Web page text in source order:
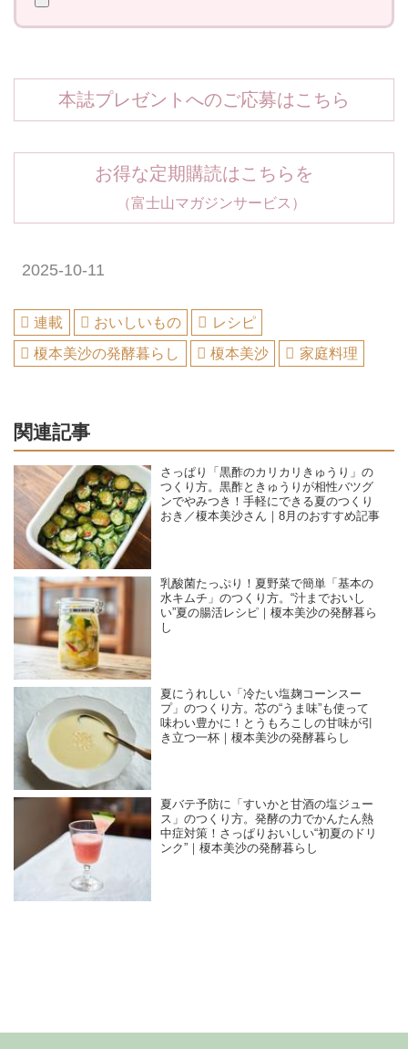
本誌プレゼントへのご応募はこちら
お得な定期購読はこちらを
（富士山マガジンサービス）
2025-10-11
連載 おいしいもの
レシピ
榎本美沙の発酵暮らし
榎本美沙 家庭料理
関連記事
さっぱり「黒酢のカリカリきゅうり」の
つくり方。黒酢ときゅうりが相性バツグ
ンでやみつき！手軽にできる夏のつくり
おき／榎本美沙さん｜8月のおすすめ記事
乳酸菌たっぷり！夏野菜で簡単「基本の
水キムチ」のつくり方。“汁までおいし
い”夏の腸活レシピ｜榎本美沙の発酵暮ら
し
夏にうれしい「冷たい塩麹コーンスー
プ」のつくり方。芯の“うま味”も使って
味わい豊かに！とうもろこしの甘味が引
き立つ一杯｜榎本美沙の発酵暮らし
夏バテ予防に「すいかと甘酒の塩ジュー
ス」のつくり方。発酵の力でかんたん熱
中症対策！さっぱりおいしい“初夏のドリ
ンク”｜榎本美沙の発酵暮らし